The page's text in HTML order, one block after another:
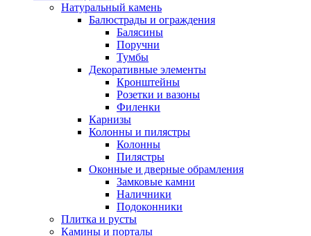
Натуральный камень
Балюстрады и ограждения
Балясины
Поручни
Тумбы
Декоративные элементы
Кронштейны
Розетки и вазоны
Филенки
Карнизы
Колонны и пилястры
Колонны
Пилястры
Оконные и дверные обрамления
Замковые камни
Наличники
Подоконники
Плитка и русты
Камины и порталы